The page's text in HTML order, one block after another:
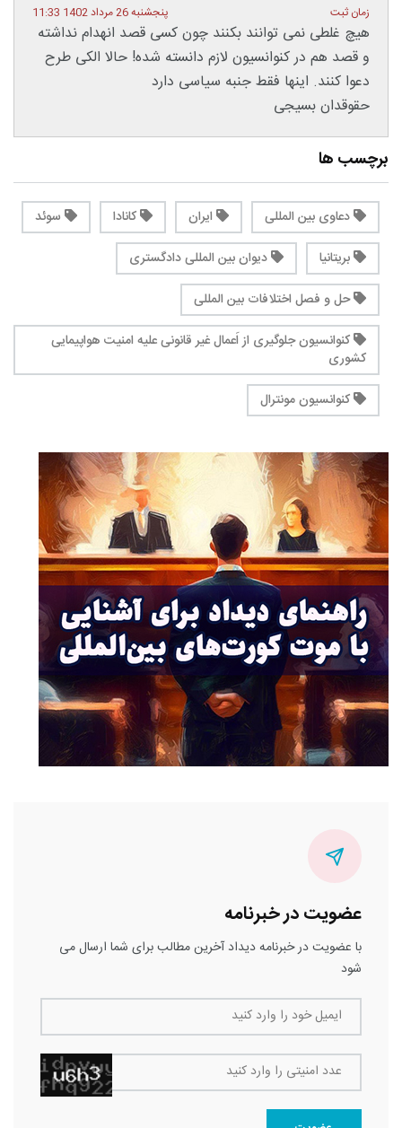
زمان ثبت پنجشنبه 26 مرداد 1402 11:33
هیچ غلطی نمی توانند بکنند چون کسی قصد انهدام نداشته
و قصد هم در کنوانسیون لازم دانسته شده! حالا الکی طرح
دعوا کنند. اینها فقط جنبه سیاسی دارد
حقوقدان بسیجی
برچسب ها
دعاوی بین المللی ایران کانادا
سوئد
بریتانیا
دیوان بین المللی دادگستری
حل و فصل اختلافات بین المللی
کنوانسیون جلوگیری از اَعمال غیر قانونی علیه امنیت هواپیمایی
کشوری
کنوانسیون مونترال
عضویت در خبرنامه
با عضویت در خبرنامه دیداد آخرین مطالب برای شما ارسال می
شود
ایمیل خود را وارد کنید
عدد امنیتی را وارد کنید